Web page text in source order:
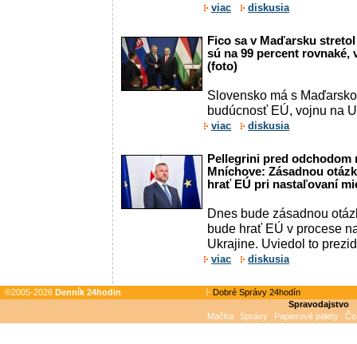
viac diskusia
Fico sa v Maďarsku
sú na 99 percent
(foto)
Slovensko má s
budúcnosť EÚ, vojnu na
viac diskusia
Pellegrini pred odchodom
Mníchove: Zásadnou
hrať EÚ pri nastaľovaní
Dnes bude zásadnou
bude hrať EÚ v procese
Ukrajine. Uviedol to
viac diskusia
©2005-2026 Denník 24hodin
Dobré Správy 24hodín
Spravodajstvo
Mačka
Správy Papierové palety